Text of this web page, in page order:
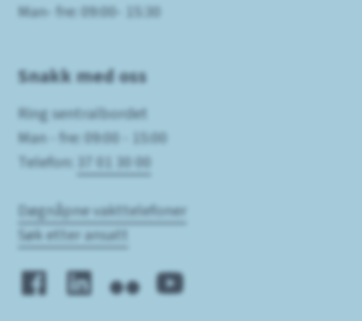
Man- fre: 09:00- 15:30
Snakk med oss
Ring sentralbordet
Man - fre: 09:00 - 15:00
Telefon: 37 01 30 00
Døgnåpne vakttelefoner
Søk etter ansatt